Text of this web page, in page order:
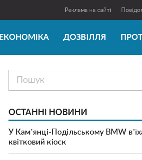
Реклама на сайті
ЕКОНОМІКА ДОЗВІЛЛЯ
ОСТАННІ НОВИНИ
У Камʼянці-Подільському BMW
квітковий кіоск